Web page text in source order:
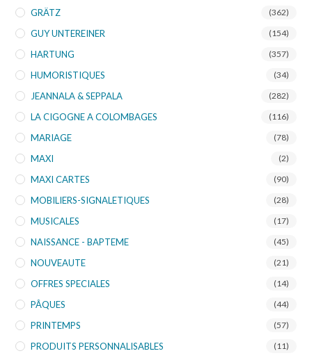
GRÄTZ (362)
GUY UNTEREINER (154)
HARTUNG (357)
HUMORISTIQUES (34)
JEANNALA & SEPPALA (282)
LA CIGOGNE A COLOMBAGES (116)
MARIAGE (78)
MAXI (2)
MAXI CARTES (90)
MOBILIERS-SIGNALETIQUES (28)
MUSICALES (17)
NAISSANCE - BAPTEME (45)
NOUVEAUTE (21)
OFFRES SPECIALES (14)
PÂQUES (44)
PRINTEMPS (57)
PRODUITS PERSONNALISABLES (11)